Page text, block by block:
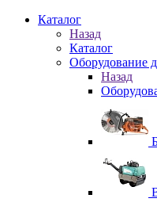
Каталог
Назад
Каталог
Оборудование
Назад